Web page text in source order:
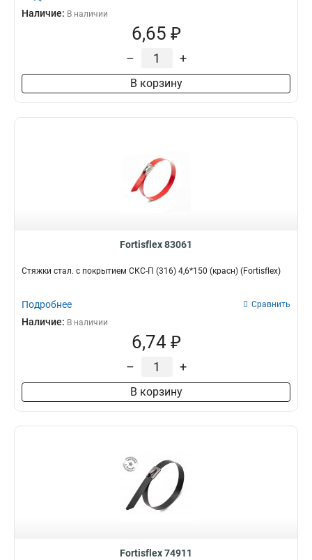
Наличие: В наличии
6,65 ₽
– +
В корзину
Fortisflex 83061
Стяжки стал. с покрытием СКС-П (316) 4,6*150 (красн) (Fortisflex)
Подробнее Сравнить
Наличие: В наличии
6,74 ₽
– +
В корзину
Fortisflex 74911